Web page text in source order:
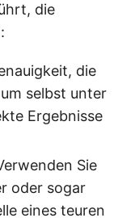
die
die
selbst unter
Ergebnisse
Sie
oder sogar
eines teuren